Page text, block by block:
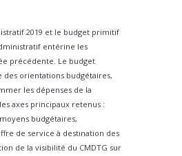
2019 et le budget primitif
entérine les
précédente. Le budget
des orientations budgétaires,
les dépenses de la
axes principaux retenus :
budgétaires,
de service à destination des
de la visibilité du CMDTG sur